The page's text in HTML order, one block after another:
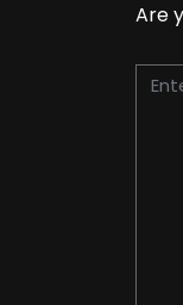
Are